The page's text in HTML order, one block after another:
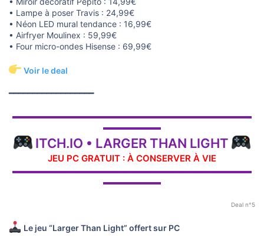
• Lampe à poser Travis : 24,99€
• Néon LED mural tendance : 16,99€
• Airfryer Moulinex : 59,99€
• Four micro-ondes Hisense : 69,99€
Voir le deal
━━━━━━━━━━━━━━━━━━
▬▬▬▬▬▬▬▬▬▬▬▬▬▬▬▬▬▬▬▬▬▬▬▬▬▬▬▬▬
▬▬▬▬▬▬▬
ITCH.IO • LARGER THAN LIGHT
JEU PC GRATUIT : À CONSERVER À VIE
▬▬▬▬▬▬▬▬▬▬▬▬▬▬▬▬▬▬▬▬▬▬▬▬▬▬▬▬▬
▬▬▬▬▬▬▬
Deal n°5
Le jeu “Larger Than Light” offert sur PC